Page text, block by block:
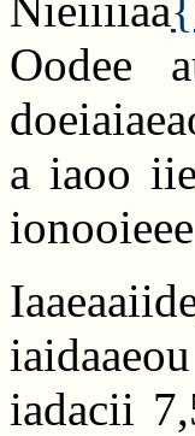
Oodee
a iaoo
iadacii